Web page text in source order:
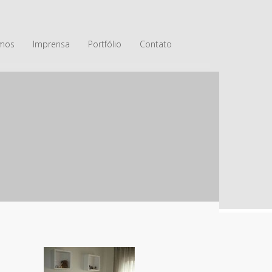
Imprensa Portfólio Contato